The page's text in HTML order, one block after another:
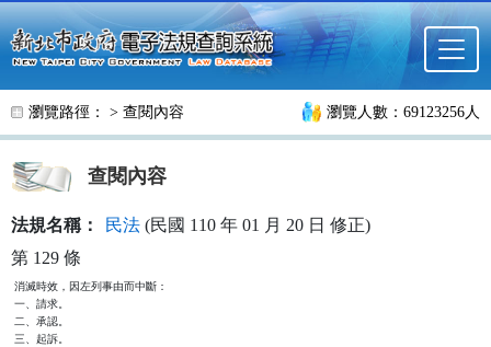
跳至主要內容
瀏覽路徑： > 查閱內容 瀏覽人數：69123256人
查閱內容
法規名稱： 民法 (民國 110 年 01 月 20 日 修正)
第 129 條
消滅時效，因左列事由而中斷：
一、請求。
二、承認。
三、起訴。